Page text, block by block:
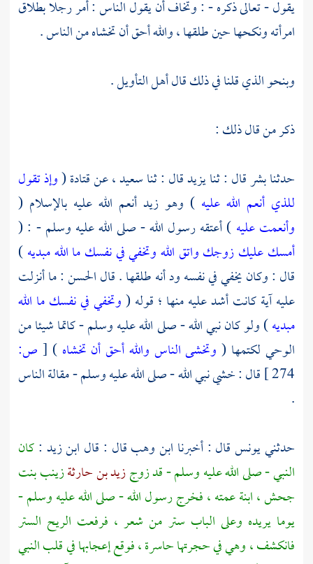
يقول - تعالى ذكره - : وتخاف أن يقول الناس : أمر رجلا بطلاق
امرأته ونكحها حين طلقها ، والله أحق أن تخشاه من الناس .
وبنحو الذي قلنا في ذلك قال أهل التأويل .
ذكر من قال ذلك :
حدثنابشرقال : ثنايزيدقال : ثناسعيد ،عنقتادة(وإذ تقول
للذي أنعم الله عليه) وهو زيد أنعم الله عليه بالإسلام (
وأنعمت عليه ) أعتقه رسول الله - صلى الله عليه وسلم - : (
أمسك عليك زوجك واتق الله وتخفي في نفسك ما الله مبديه)
قال : وكان يخفي في نفسه ود أنه طلقها . قالالحسن: ما أنزلت
عليه آية كانت أشد عليه منها ؛ قوله (وتخفي في نفسك ما الله
مبديه) ولو كان نبي الله - صلى الله عليه وسلم - كاتما شيئا من
الوحي لكتمها ( وتخشى الناس والله أحق أن تخشاه)
[ ص:
274 ] قال : خشي نبي الله - صلى الله عليه وسلم - مقالة الناس
.
حدثنييونسقال : أخبرنا ابن وهبقال : قال ابن زيد :كان
النبي - صلى الله عليه وسلم - قد زوجزيد بن حارثةزينب بنت
جحش ،ابنة عمته ، فخرج رسول الله - صلى الله عليه وسلم -
يوما يريده وعلى الباب ستر من شعر ، فرفعت الريح الستر
فانكشف ، وهي في حجرتها حاسرة ، فوقع إعجابها في قلب النبي